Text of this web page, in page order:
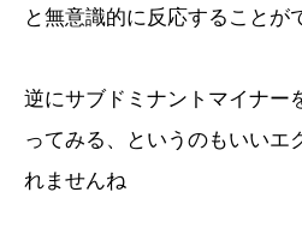
と無意識的に反応することが
逆にサブドミナントマイナー
ってみる、というのもいいエ
れませんね